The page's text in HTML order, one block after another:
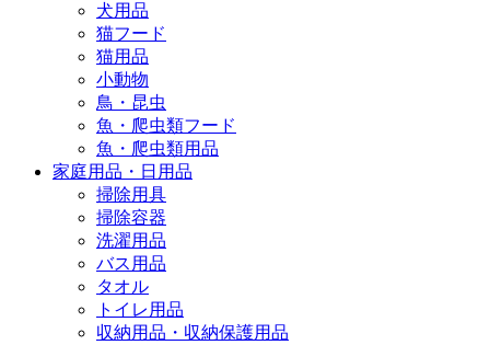
犬用品
猫フード
猫用品
小動物
鳥・昆虫
魚・爬虫類フード
魚・爬虫類用品
家庭用品・日用品
掃除用具
掃除容器
洗濯用品
バス用品
タオル
トイレ用品
収納用品・収納保護用品